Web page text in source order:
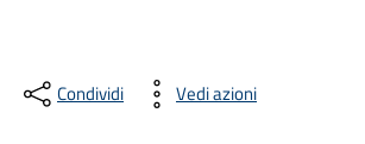
Condividi Vedi azioni